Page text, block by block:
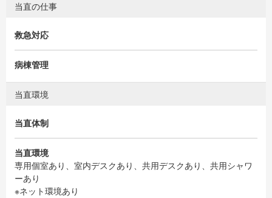
当直の仕事
救急対応
病棟管理
当直環境
当直体制
当直環境
専用個室あり、室内デスクあり、共用デスクあり、共用シャワ
ーあり
※ネット環境あり